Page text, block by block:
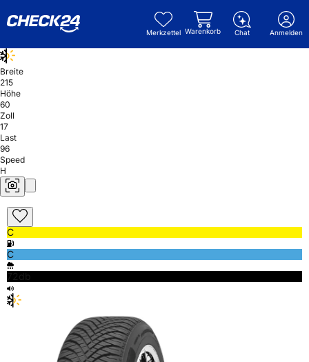
Merkzettel Warenkorb Chat Anmelden
Breite
215
Höhe
60
Zoll
17
Last
96
Speed
H
C
C
72db